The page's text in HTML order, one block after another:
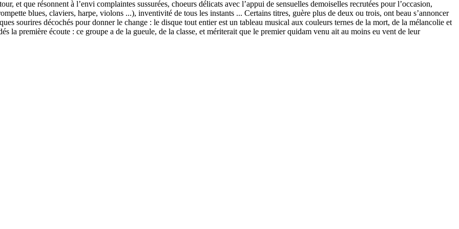
et que résonnent à l’envi complaintes sussurées, choeurs délicats avec l’appui de sensuelles demoiselles recrutées pour l’occasion,
blues, claviers, harpe, violons ...), inventivité de tous les instants ... Certains titres, guère plus de deux ou trois, ont beau s’annoncer
sourires décochés pour donner le change : le disque tout entier est un tableau musical aux couleurs ternes de la mort, de la mélancolie et
la première écoute : ce groupe a de la gueule, de la classe, et mériterait que le premier quidam venu ait au moins eu vent de leur